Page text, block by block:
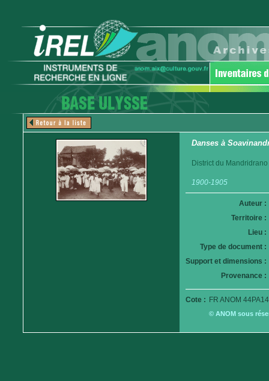
Danses à
District du Mandridrano
1900-1905
Auteur :
Territoire :
Lieu :
Type de document :
Support et dimensions :
Provenance :
Cote : FR ANOM
© ANOM sous